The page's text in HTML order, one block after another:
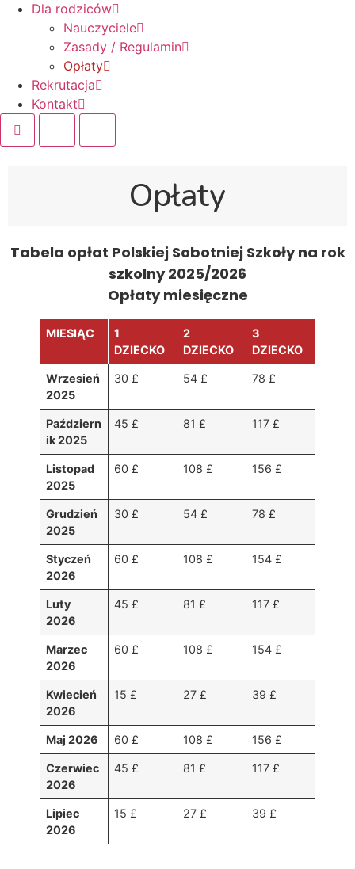
Dla rodziców
Nauczyciele
Zasady / Regulamin
Opłaty
Rekrutacja
Kontakt
Opłaty
Tabela opłat Polskiej Sobotniej Szkoły na rok
szkolny 2025/2026
Opłaty miesięczne
MIESIĄC
1
DZIECKO
2
DZIECKO
3
DZIECKO
Wrzesień
2025
30 £ 54 £ 78 £
Październ
ik 2025
45 £ 81 £ 117 £
Listopad
2025
60 £ 108 £ 156 £
Grudzień
2025
30 £ 54 £ 78 £
Styczeń
2026
60 £ 108 £ 154 £
Luty
2026
45 £ 81 £ 117 £
Marzec
2026
60 £ 108 £ 154 £
Kwiecień
2026
15 £ 27 £ 39 £
Maj 2026 60 £ 108 £ 156 £
Czerwiec
2026
45 £ 81 £ 117 £
Lipiec
2026
15 £ 27 £ 39 £